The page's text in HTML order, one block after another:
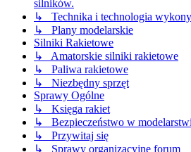
silników.
↳ Technika i technologia
↳ Plany modelarskie
Silniki Rakietowe
↳ Amatorskie silniki rakietowe
↳ Paliwa rakietowe
↳ Niezbędny sprzęt
Sprawy Ogólne
↳ Księga rakiet
↳ Bezpieczeństwo w
↳ Przywitaj się
↳ Sprawy organizacyjne forum